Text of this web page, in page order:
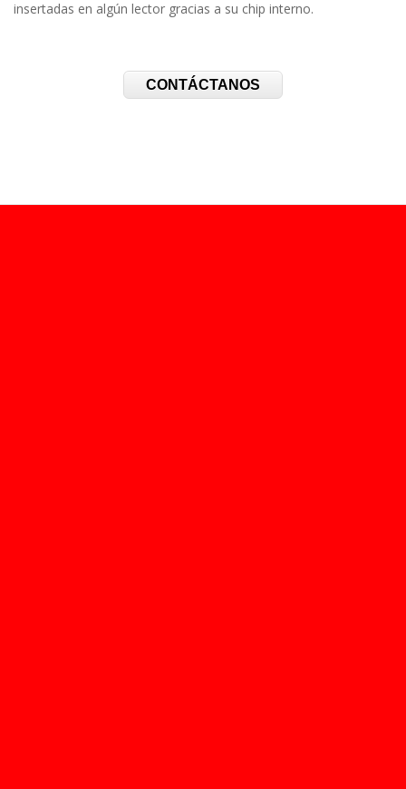
insertadas en algún lector gracias a su chip interno.
CONTÁCTANOS